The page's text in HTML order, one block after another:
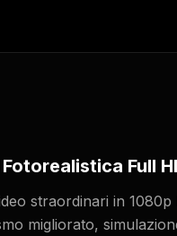
Full
straordinari in 1080p
migliorato,